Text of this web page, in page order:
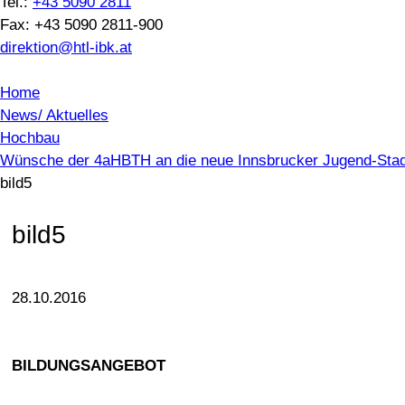
Fax: +43 5090 2811-900
direktion@htl-ibk.at
Home
News/ Aktuelles
Hochbau
Wünsche der 4aHBTH an die neue Innsbrucker Jugend-
bild5
bild5
28.10.2016
BILDUNGSANGEBOT